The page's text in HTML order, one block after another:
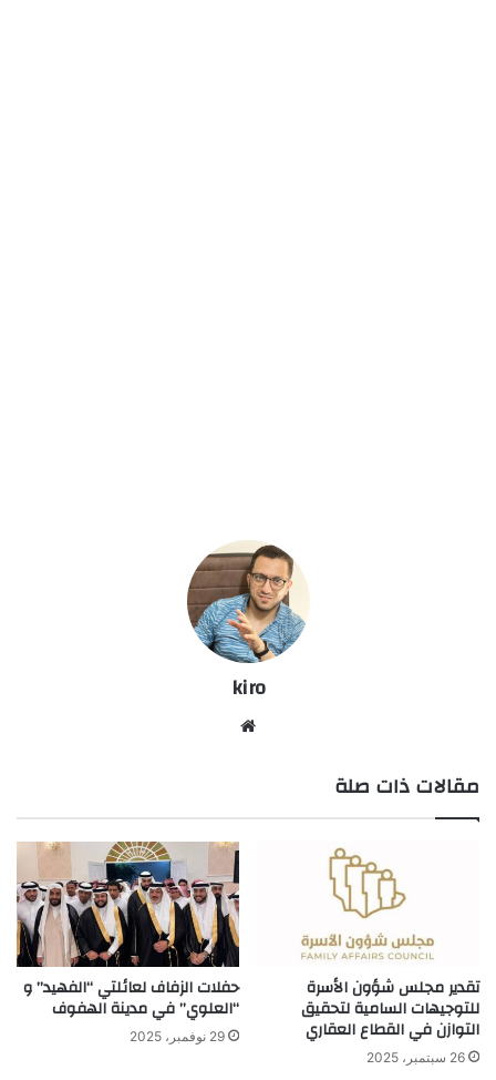
kiro
مقالات ذات صلة
تقدير مجلس شؤون الأسرة
للتوجيهات السامية لتحقيق
التوازن في القطاع العقاري
26 سبتمبر، 2025
حفلات الزفاف لعائلتي “الفهيد” و
“العلوي” في مدينة الهفوف
29 نوفمبر، 2025